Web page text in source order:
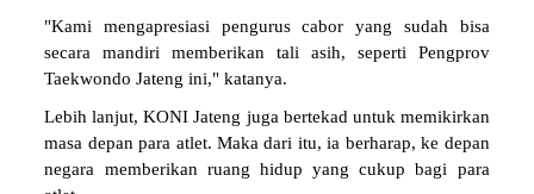
"Kami mengapresiasi pengurus cabor yang sudah bisa
secara mandiri memberikan tali asih, seperti Pengprov
Taekwondo Jateng ini," katanya.
Lebih lanjut, KONI Jateng juga bertekad untuk memikirkan
masa depan para atlet. Maka dari itu, ia berharap, ke depan
negara memberikan ruang hidup yang cukup bagi para